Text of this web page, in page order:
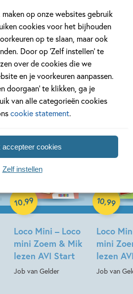
op onze websites gebruik
cookies voor het bijhouden
op te slaan, maar ook
Door op ‘Zelf instellen’ te
over de cookies die we
en je voorkeuren aanpassen.
doorgaan’ te klikken, ga je
van alle categorieën cookies
cookie statement.
accepteer cookies
Zelf instellen
17-08-2026
Loco Mini – Loco
mini Zoem & Mik
lezen AVI Start
Job van Gelder
10,99
Loco
mini
lezen
Job van
10,99